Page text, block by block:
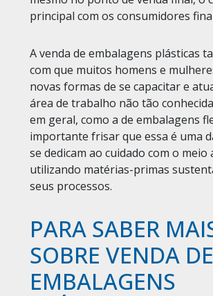
principal com os consumidores
A venda de embalagens plásticas
com que muitos homens e
novas formas de se capacitar e
área de trabalho não tão
em geral, como a de embalagens
importante frisar que essa é uma
se dedicam ao cuidado com o meio
utilizando matérias-primas
seus processos.
PARA SABER
SOBRE VENDA DE
EMBALAGENS